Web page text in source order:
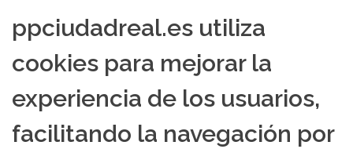
ppciudadreal.es utiliza
cookies para mejorar la
experiencia de los usuarios,
facilitando la navegación por